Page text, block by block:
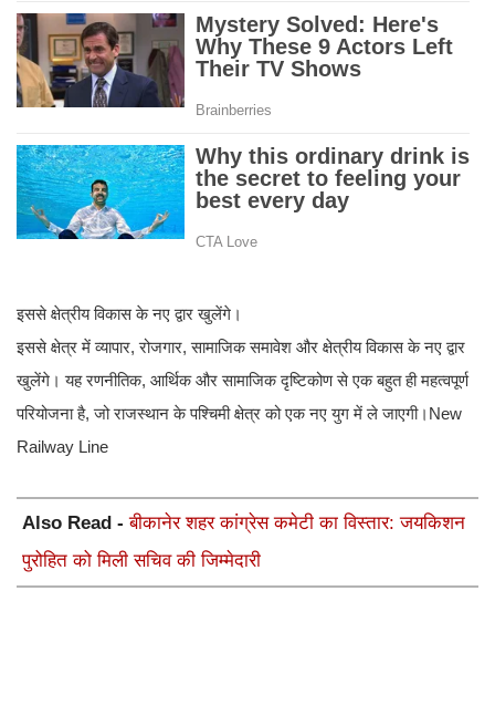
इससे क्षेत्रीय विकास के नए द्वार खुलेंगे।
इससे क्षेत्र में व्यापार, रोजगार, सामाजिक समावेश और क्षेत्रीय विकास के नए द्वार
खुलेंगे। यह रणनीतिक, आर्थिक और सामाजिक दृष्टिकोण से एक बहुत ही महत्वपूर्ण
परियोजना है, जो राजस्थान के पश्चिमी क्षेत्र को एक नए युग में ले जाएगी।New
Railway Line
Also Read -बीकानेर शहर कांग्रेस कमेटी का विस्तार: जयकिशन
पुरोहित को मिली सचिव की जिम्मेदारी